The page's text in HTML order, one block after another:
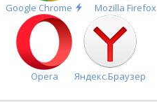
Google Chrome
Быстрая
установка
Mozilla Firefox
Opera Яндекс.Браузер